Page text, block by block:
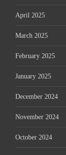
April 2025
March 2025
February 2025
January 2025
December 2024
November 2024
October 2024